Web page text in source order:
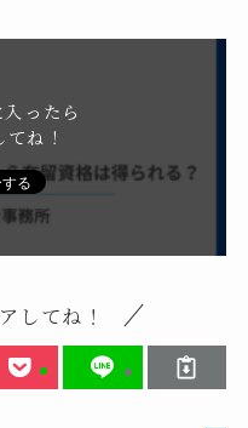
ったら
ね！
してね！